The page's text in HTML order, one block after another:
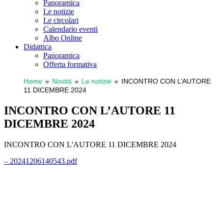
Panoramica
Le notizie
Le circolari
Calendario eventi
Albo Online
Didattica
Panoramica
Offerta formativa
Home Novità Le notizie
INCONTRO CON L’AUTORE
11 DICEMBRE 2024
INCONTRO CON L’AUTORE 11
DICEMBRE 2024
INCONTRO CON L'AUTORE 11 DICEMBRE 2024
– 20241206140543.pdf